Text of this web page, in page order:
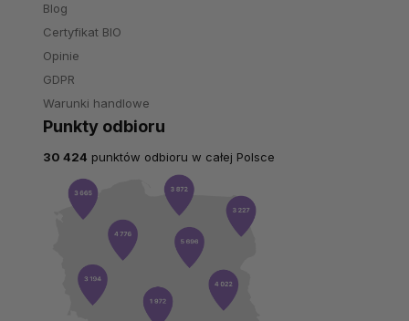
Blog
Certyfikat BIO
Opinie
GDPR
Warunki handlowe
Punkty odbioru
30 424 punktów odbioru w całej Polsce